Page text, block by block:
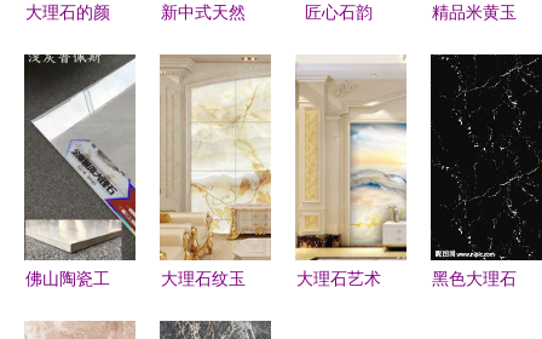
大理石的颜
静谧与奢华
的视觉共鸣
新中式天然
石 客厅空
间的艺术焕
新
匠心石韵
石制品如何
点亮园林与
城市建设
精品米黄玉
马赛克 定
制家居的艺
术之选
佛山陶瓷工
大理石纹玉
大理石艺术
黑色大理石